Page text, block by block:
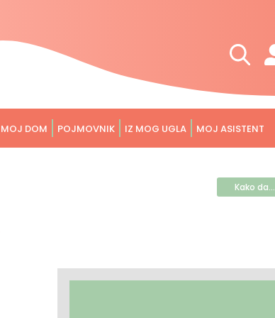
MOJ DOM POJMOVNIK IZ MOG UGLA MOJ ASISTENT
Kako da...